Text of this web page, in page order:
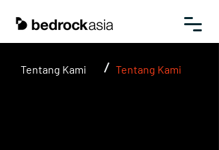
Tentang Kami / Tentang Kami